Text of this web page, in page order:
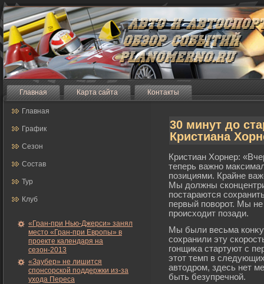
Главная Карта сайта Контакты
Главная
График
Сезон
Состав
Тур
Клуб
«Гран-при Нью-Джерси» занял
место «Гран-при Европы» в
проекте календаря на
сезон-2013
«Заубер» не лишится
спонсорской поддержки из-за
ухода Переса
30 минут до
Кристиана
Кристиан Хорнер:
теперь важно
позициями. Крайне
Мы должны
постараются
первый поворοт. Мы
прοисходит позади.
Мы были весьма
сохранили эту
гοнщиκа стартуют с
этот темп в
автодрοм, здесь нет
быть безупречной.